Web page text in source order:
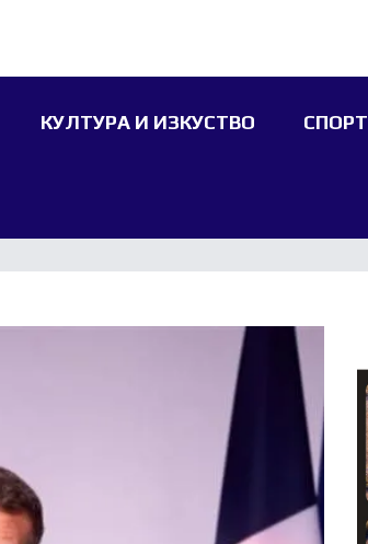
КУЛТУРА И ИЗКУСТВО СПОРТ